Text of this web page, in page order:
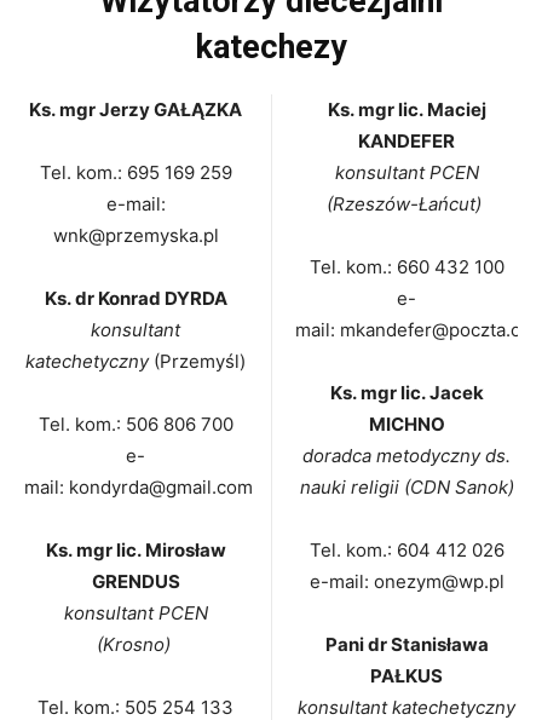
katechezy
Ks. mgr Jerzy GAŁĄZKA
Tel. kom.: 695 169 259
e-mail:
wnk@przemyska.pl
Ks. dr Konrad DYRDA
konsultant
katechetyczny(Przemyśl)
Tel. kom.: 506 806 700
e-
mail: kondyrda@gmail.com
Ks. mgr lic. Mirosław
GRENDUS
konsultant PCEN
(Krosno)
Tel. kom.: 505 254 133
Ks. mgr lic. Maciej
KANDEFER
konsultant PCEN
(Rzeszów-Łańcut)
Tel. kom.: 660 432 100
e-
mail:
Ks. mgr lic. Jacek
MICHNO
doradca metodyczny ds.
nauki religii (CDN Sanok)
Tel. kom.: 604 412 026
e-mail: onezym@wp.pl
Pani dr Stanisława
PAŁKUS
konsultant katechetyczny